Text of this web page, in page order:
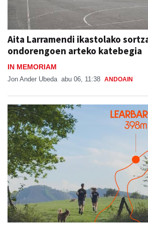
Aita Larramendi ikastolako
ondorengoen arteko katebegia
IN MEMORIAM
Jon Ander Ubeda abu 06, 11:38 ANDOAIN